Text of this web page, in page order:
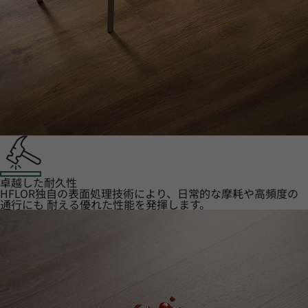
卓越した耐久性
HFLOR独自の表面処理技術により、日常的な摩耗や高頻度の
通行にも 耐える優れた性能を発揮します。